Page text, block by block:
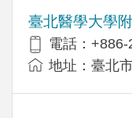
臺北醫學大學
電話：
地址：臺北